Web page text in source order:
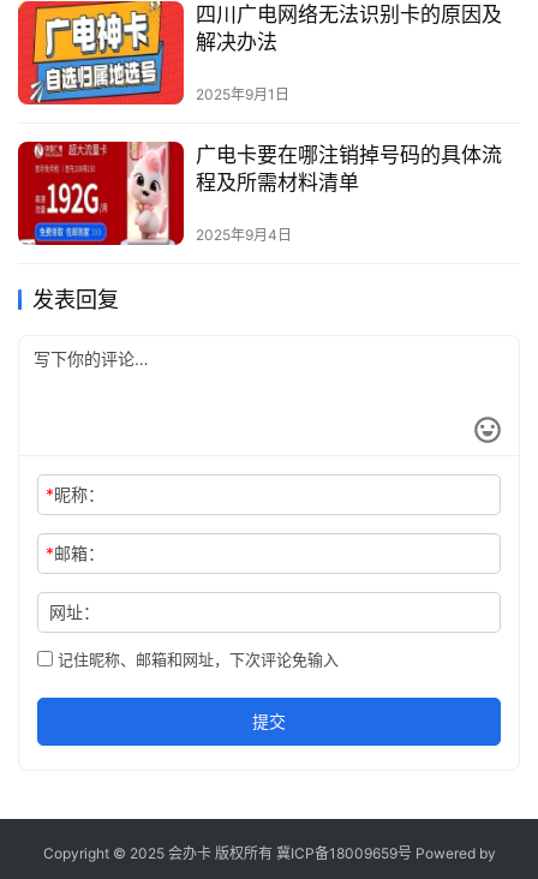
四川广电网络无法识别卡的原因及
解决办法
2025年9月1日
广电卡要在哪注销掉号码的具体流
程及所需材料清单
2025年9月4日
发表回复
*昵称：
*邮箱：
网址：
记住昵称、邮箱和网址，下次评论免输入
提交
Copyright © 2025 会办卡 版权所有 冀ICP备18009659号 Powered by